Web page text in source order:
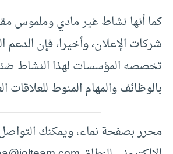
كما أنها نشاط غير مادي وملموس
شركات الإعلان، وأخيرا، فإن الدعم
تخصصه المؤسسات لهذا النشاط
بالوظائف والمهام المنوط للعلاقات
محرر بصفحة نماء، ويمكنك